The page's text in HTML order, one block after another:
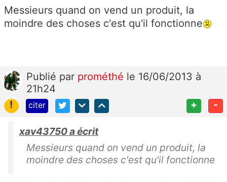
Messieurs quand on vend un produit, la
moindre des choses c'est qu'il fonctionne
Publié par prométhé le 16/06/2013 à
21h24
!
citer + -
xav43750 a écrit
Messieurs quand on vend un produit, la
moindre des choses c'est qu'il fonctionne